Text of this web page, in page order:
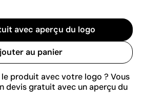
avec aperçu du logo
au panier
produit avec votre logo ? Vous
devis gratuit avec un aperçu du